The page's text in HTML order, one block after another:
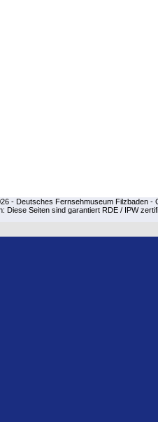
- Deutsches Fernsehmuseum Filzbaden -
Diese Seiten sind garantiert RDE / IPW